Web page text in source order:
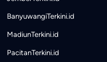
BanyuwangiTerkini.id
MadiunTerkini.id
PacitanTerkini.id